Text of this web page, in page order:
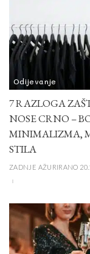
Odijevanje
7 RAZLOGA
NOSE CRNO –
MINIMALIZMA,
STILA
ZADNJE AŽURIRANO